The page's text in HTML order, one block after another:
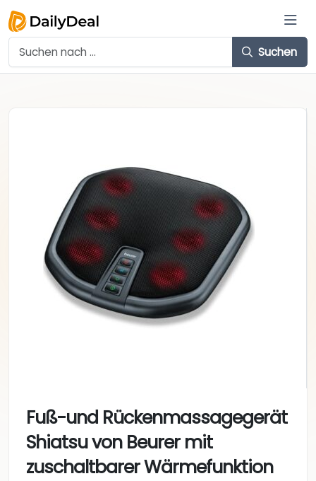
Suchen
Fuß-und Rückenmassagegerät
Shiatsu von Beurer mit
zuschaltbarer Wärmefunktion